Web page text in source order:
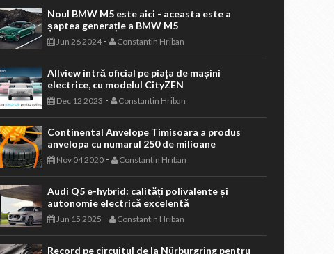
Noul BMW M5 este aici - aceasta este a
șaptea generație a BMW M5
Jun 26 2024- Constantin Hriban
Allview intră oficial pe piața de mașini
electrice, cu modelul CityZEN
Dec 12 2023 - Constantin Hriban
Continental Anvelope Timisoara a produs
anvelopa cu numarul 250 de milioane
Nov 04 2020- Constantin Hriban
Audi Q5 e-hybrid: calități polivalente și
autonomie electrică excelentă
Jun 15 2025 - Constantin Hriban
Record pe circuitul de la Nürburgring pentru